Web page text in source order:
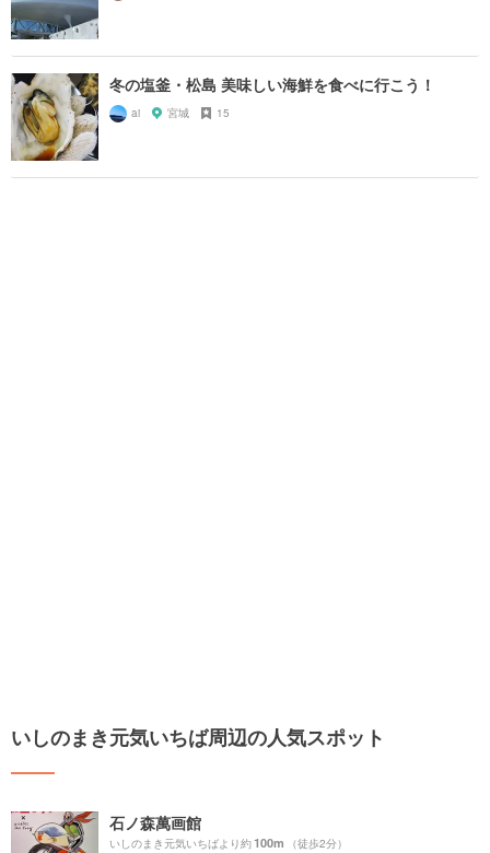
冬の塩釜・松島 美味しい海鮮を食べに行こう！
ai 宮城 15
いしのまき元気いちば周辺の人気スポット
石ノ森萬画館
いしのまき元気いちばより約100m （徒歩2分）